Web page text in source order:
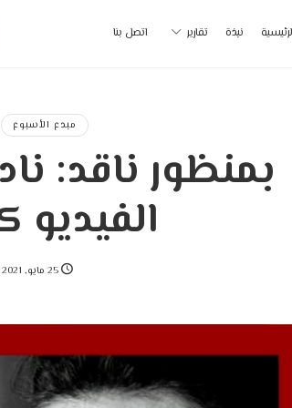
نبذة تقارير اتصل بنا
| مبدع الأسبوع
بمنظور ناقد:
الفيديو
25 مايو, 2021